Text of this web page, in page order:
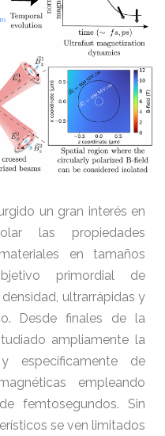
un gran interés en
las propiedades
en tamaños
primordial de
ultrarrápidas y
Desde finales de la
ampliamente la
específicamente de
empleando
femtosegundos. Sin
se ven limitados